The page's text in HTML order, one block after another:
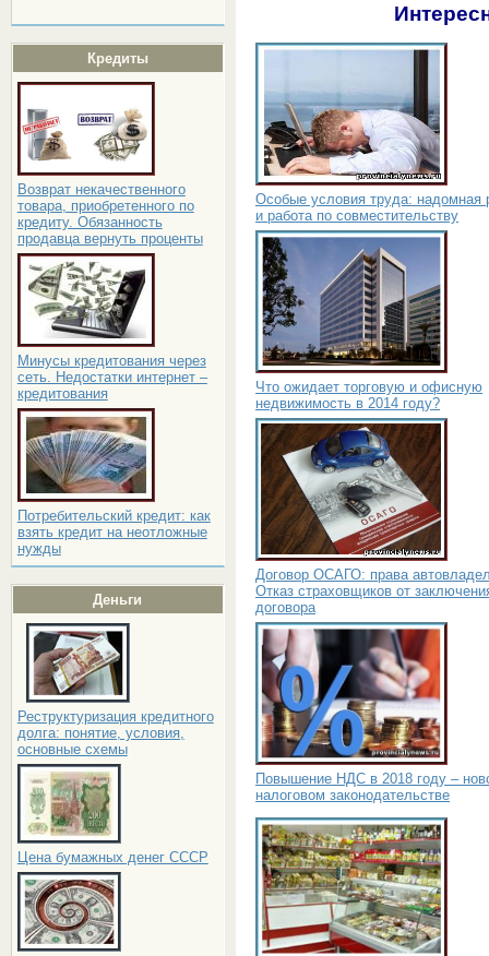
Кредиты
Возврат некачественного
товара, приобретенного по
кредиту. Обязанность
продавца вернуть проценты
Минусы кредитования через
сеть. Недостатки интернет –
кредитования
Потребительский кредит: как
взять кредит на неотложные
нужды
Деньги
Реструктуризация кредитного
долга: понятие, условия,
основные схемы
Цена бумажных денег СССР
Особые условия труда: надомная
и работа по совместительству
Что ожидает торговую и офисную
недвижимость в 2014 году?
Договор ОСАГО: права
Отказ страховщиков от
договора
Повышение НДС в 2018 году –
налоговом законодательстве